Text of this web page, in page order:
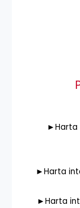
►Harta
►Harta
►Harta